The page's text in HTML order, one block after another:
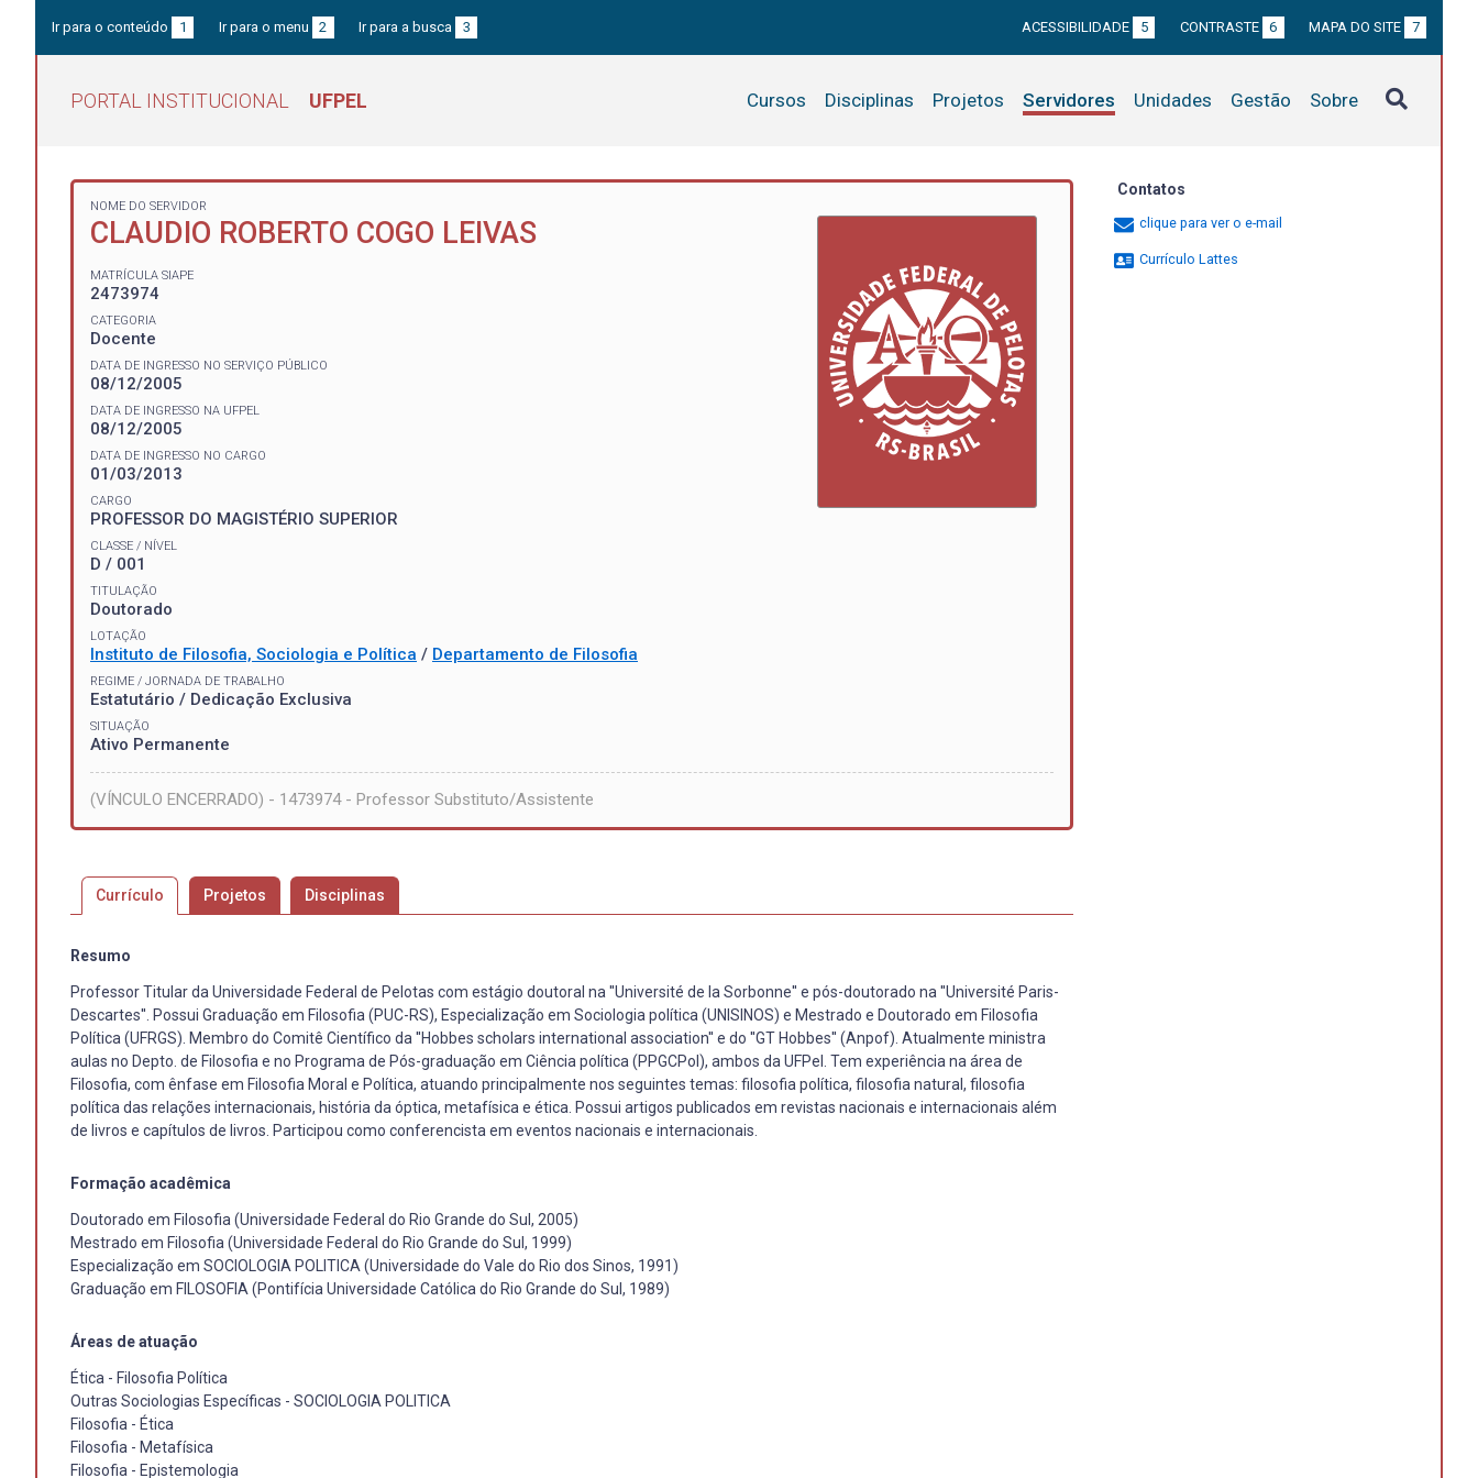
Ir para o conteúdo 1 Ir para o menu 2 Ir para a busca 3 ACESSIBILIDADE 5 CONTRASTE 6 MAPA DO SITE 7
PORTAL INSTITUCIONAL UFPEL Cursos Disciplinas Projetos Servidores Unidades Gestão Sobre
NOME DO SERVIDOR
CLAUDIO ROBERTO COGO LEIVAS
MATRÍCULA SIAPE
2473974
CATEGORIA
Docente
DATA DE INGRESSO NO SERVIÇO PÚBLICO
08/12/2005
DATA DE INGRESSO NA UFPEL
08/12/2005
DATA DE INGRESSO NO CARGO
01/03/2013
CARGO
PROFESSOR DO MAGISTÉRIO SUPERIOR
CLASSE / NÍVEL
D / 001
TITULAÇÃO
Doutorado
LOTAÇÃO
Instituto de Filosofia, Sociologia e Política / Departamento de Filosofia
REGIME / JORNADA DE TRABALHO
Estatutário / Dedicação Exclusiva
SITUAÇÃO
Ativo Permanente
(VÍNCULO ENCERRADO) - 1473974 - Professor Substituto/Assistente
Currículo Projetos Disciplinas
Resumo
Professor Titular da Universidade Federal de Pelotas com estágio doutoral na ''Université de la Sorbonne'' e pós-doutorado na ''Université Paris-
Descartes''. Possui Graduação em Filosofia (PUC-RS), Especialização em Sociologia política (UNISINOS) e Mestrado e Doutorado em Filosofia
Política (UFRGS). Membro do Comitê Científico da ''Hobbes scholars international association'' e do ''GT Hobbes'' (Anpof). Atualmente ministra
aulas no Depto. de Filosofia e no Programa de Pós-graduação em Ciência política (PPGCPol), ambos da UFPel. Tem experiência na área de
Filosofia, com ênfase em Filosofia Moral e Política, atuando principalmente nos seguintes temas: filosofia política, filosofia natural, filosofia
política das relações internacionais, história da óptica, metafísica e ética. Possui artigos publicados em revistas nacionais e internacionais além
de livros e capítulos de livros. Participou como conferencista em eventos nacionais e internacionais.
Formação acadêmica
Doutorado em Filosofia (Universidade Federal do Rio Grande do Sul, 2005)
Mestrado em Filosofia (Universidade Federal do Rio Grande do Sul, 1999)
Especialização em SOCIOLOGIA POLITICA (Universidade do Vale do Rio dos Sinos, 1991)
Graduação em FILOSOFIA (Pontifícia Universidade Católica do Rio Grande do Sul, 1989)
Áreas de atuação
Ética - Filosofia Política
Outras Sociologias Específicas - SOCIOLOGIA POLITICA
Filosofia - Ética
Filosofia - Metafísica
Filosofia - Epistemologia
Contatos
clique para ver o e-mail
Currículo Lattes